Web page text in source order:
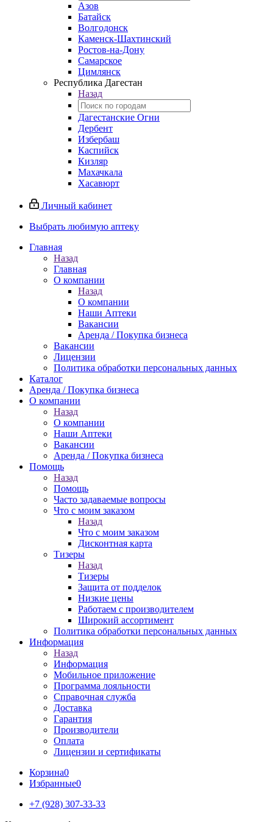
Азов
Батайск
Волгодонск
Каменск-Шахтинский
Ростов-на-Дону
Самарское
Цимлянск
Республика Дагестан
Назад
Дагестанские Огни
Дербент
Избербаш
Каспийск
Кизляр
Махачкала
Хасавюрт
Личный кабинет
Выбрать любимую аптеку
Главная
Назад
Главная
О компании
Назад
О компании
Наши Аптеки
Вакансии
Аренда / Покупка бизнеса
Вакансии
Лицензии
Политика обработки персональных данных
Каталог
Аренда / Покупка бизнеса
О компании
Назад
О компании
Наши Аптеки
Вакансии
Аренда / Покупка бизнеса
Помощь
Назад
Помощь
Часто задаваемые вопросы
Что с моим заказом
Назад
Что с моим заказом
Дисконтная карта
Тизеры
Назад
Тизеры
Защита от подделок
Низкие цены
Работаем с производителем
Широкий ассортимент
Политика обработки персональных данных
Информация
Назад
Информация
Мобильное приложение
Программа лояльности
Справочная служба
Доставка
Гарантия
Производители
Оплата
Лицензии и сертификаты
Корзина0
Избранные0
+7 (928) 307-33-33